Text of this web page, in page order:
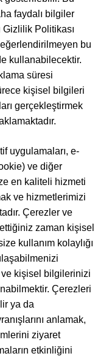
faydalı bilgiler
Politikası
bu
kullanabilecektir.
süresi
kişisel bilgileri
gerçekleştirmek
uygulamaları, e-
ve diğer
en kaliteli hizmeti
ve hizmetlerimizi
Çerezler ve
zaman kişisel
kullanım kolaylığı
kişisel bilgilerinizi
Çerezleri
ya da
anlamak,
ziyaret
etkinliğini